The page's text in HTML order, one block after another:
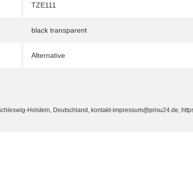
TZE111
black transparent
Alternative
Holstein, Deutschland, kontakt-impressum@prisu24.de,